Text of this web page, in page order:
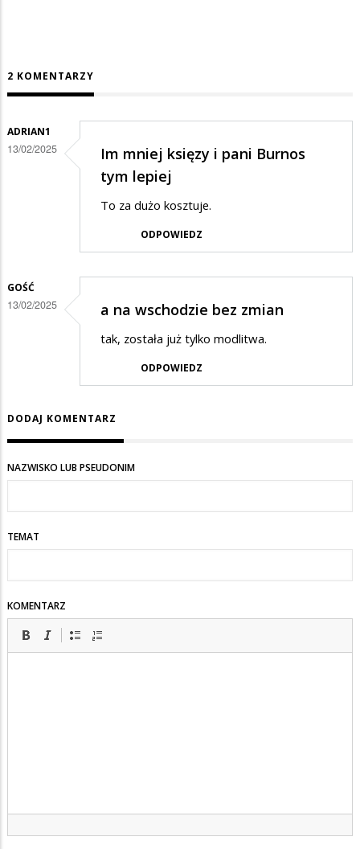
2 KOMENTARZY
ADRIAN1
13/02/2025
Im mniej księzy i pani Burnos
tym lepiej
To za dużo kosztuje.
ODPOWIEDZ
GOŚĆ
13/02/2025 a na wschodzie bez zmian
tak, została już tylko modlitwa.
ODPOWIEDZ
DODAJ KOMENTARZ
NAZWISKO LUB PSEUDONIM
TEMAT
KOMENTARZ